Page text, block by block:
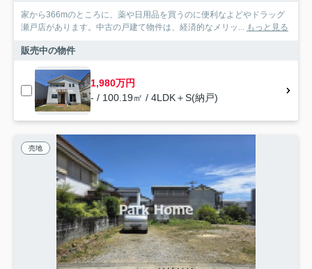
家から366mのところに、薬や日用品を買うのに便利なよどやドラッグ
瀬戸店があります。中古の戸建て物件は、経済的なメリッ... もっと見る
販売中の物件
1,980万円
- / 100.19㎡ / 4LDK＋S(納戸)
売地